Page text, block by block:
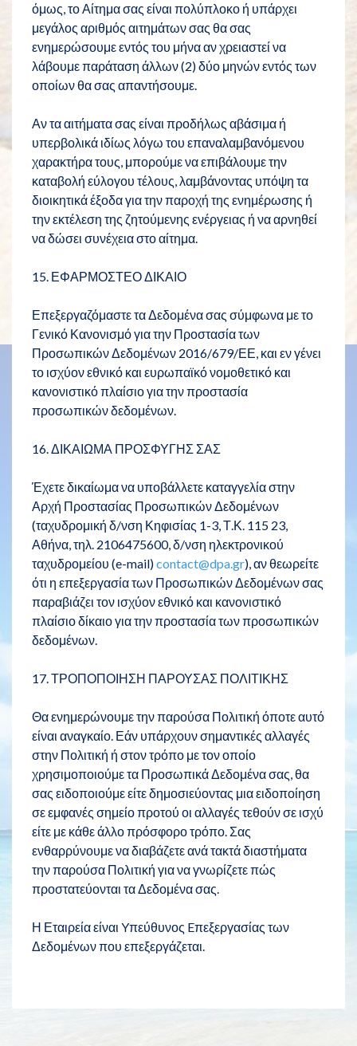
όμως, το Αίτημα σας είναι πολύπλοκο ή υπάρχει
μεγάλος αριθμός αιτημάτων σας θα σας
ενημερώσουμε εντός του μήνα αν χρειαστεί να
λάβουμε παράταση άλλων (2) δύο μηνών εντός των
οποίων θα σας απαντήσουμε.
Αν τα αιτήματα σας είναι προδήλως αβάσιμα ή
υπερβολικά ιδίως λόγω του επαναλαμβανόμενου
χαρακτήρα τους, μπορούμε να επιβάλουμε την
καταβολή εύλογου τέλους, λαμβάνοντας υπόψη τα
διοικητικά έξοδα για την παροχή της ενημέρωσης ή
την εκτέλεση της ζητούμενης ενέργειας ή να αρνηθεί
να δώσει συνέχεια στο αίτημα.
15. ΕΦΑΡΜΟΣΤΕΟ ΔΙΚΑΙΟ
Επεξεργαζόμαστε τα Δεδομένα σας σύμφωνα με το
Γενικό Κανονισμό για την Προστασία των
Προσωπικών Δεδομένων 2016/679/ΕΕ, και εν γένει
το ισχύον εθνικό και ευρωπαϊκό νομοθετικό και
κανονιστικό πλαίσιο για την προστασία
προσωπικών δεδομένων.
16. ΔΙΚΑΙΩΜΑ ΠΡΟΣΦΥΓΗΣ ΣΑΣ
Έχετε δικαίωμα να υποβάλλετε καταγγελία στην
Αρχή Προστασίας Προσωπικών Δεδομένων
(ταχυδρομική δ/νση Κηφισίας 1-3, Τ.Κ. 115 23,
Αθήνα, τηλ. 2106475600, δ/νση ηλεκτρονικού
ταχυδρομείου (e-mail)contact@dpa.gr), αν θεωρείτε
ότι η επεξεργασία των Προσωπικών Δεδομένων σας
παραβιάζει τον ισχύον εθνικό και κανονιστικό
πλαίσιο δίκαιο για την προστασία των προσωπικών
δεδομένων.
17. ΤΡΟΠΟΠΟΙΗΣΗ ΠΑΡΟΥΣΑΣ ΠΟΛΙΤΙΚΗΣ
Θα ενημερώνουμε την παρούσα Πολιτική όποτε αυτό
είναι αναγκαίο. Εάν υπάρχουν σημαντικές αλλαγές
στην Πολιτική ή στον τρόπο με τον οποίο
χρησιμοποιούμε τα Προσωπικά Δεδομένα σας, θα
σας ειδοποιούμε είτε δημοσιεύοντας μια ειδοποίηση
σε εμφανές σημείο προτού οι αλλαγές τεθούν σε ισχύ
είτε με κάθε άλλο πρόσφορο τρόπο. Σας
ενθαρρύνουμε να διαβάζετε ανά τακτά διαστήματα
την παρούσα Πολιτική για να γνωρίζετε πώς
προστατεύονται τα Δεδομένα σας.
Η Εταιρεία είναι Yπεύθυνος Eπεξεργασίας των
Δεδομένων που επεξεργάζεται.